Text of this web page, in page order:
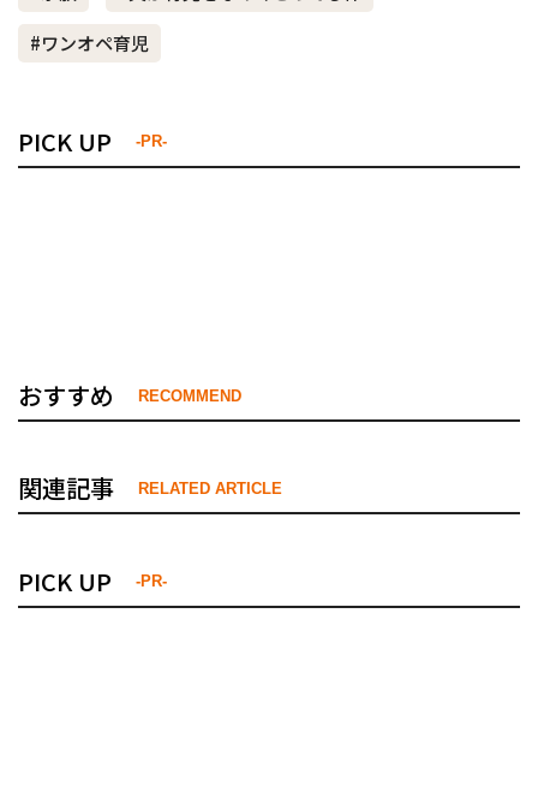
#ワンオペ育児
PICK UP -PR-
おすすめ RECOMMEND
関連記事 RELATED ARTICLE
PICK UP -PR-